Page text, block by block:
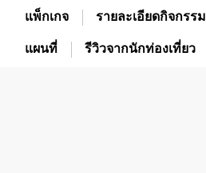
แพ็กเกจ รายละเอียดกิจกรรม
แผนที่ รีวิวจากนักท่องเที่ยว